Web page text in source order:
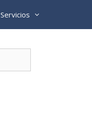
Servicios